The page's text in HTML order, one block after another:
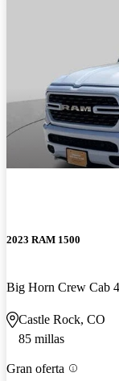
2023 RAM 1500
Big Horn Crew Cab
Castle Rock, CO
85 millas
Gran oferta